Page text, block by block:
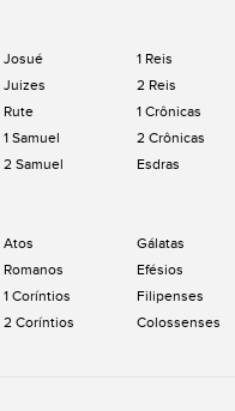
Josué
Juizes
Rute
1 Samuel
2 Samuel
1 Reis
2 Reis
1 Crônicas
2 Crônicas
Esdras
Atos
Romanos
1 Coríntios
2 Coríntios
Gálatas
Efésios
Filipenses
Colossenses